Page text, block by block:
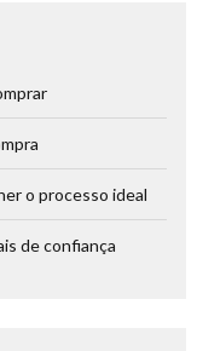
o processo ideal
de confiança